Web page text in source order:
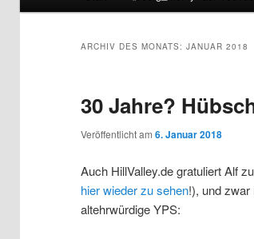
ARCHIV DES MONATS: JANUAR 2018
30 Jahre?
Veröffentlicht am 6. Januar 2018
Auch HillValley.de gratuliert Alf
hier wieder zu sehen!), und
altehrwürdige YPS: